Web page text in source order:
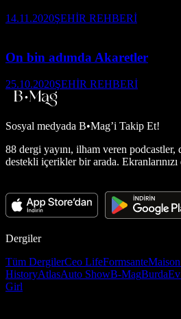
14.11.2020ŞEHİR REHBERİ
On bin adımda Akaretler
25.10.2020ŞEHİR REHBERİ
Sosyal medyada B•Mag’i Takip Et!
88 dergi yayını, ilham veren
destekli içerikler bir arada.
Dergiler
Tüm DergilerCeo LifeFormsante
HistoryAtlasAuto ShowB-MagBurda
Girl